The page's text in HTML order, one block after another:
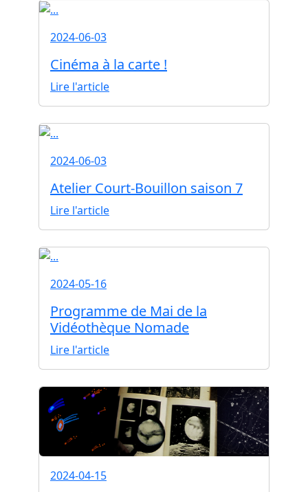
2024-06-03
Cinéma à la carte !
Lire l'article
2024-06-03
Atelier Court-Bouillon saison 7
Lire l'article
2024-05-16
Programme de Mai de la
Vidéothèque Nomade
Lire l'article
2024-04-15